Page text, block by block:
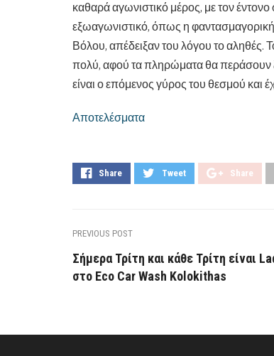
καθαρά αγωνιστικό μέρος, με τον
εξωαγωνιστικό, όπως η
Βόλου, απέδειξαν του λόγου το αληθές.
πολύ, αφού τα πληρώματα θα περάσουν
είναι ο επόμενος γύρος του θεσμού και
Αποτελέσματα
Share Tweet Share
PREVIOUS POST
Σήμερα Τρίτη και κάθε Τρίτη είναι
στο Eco Car Wash Kolokithas